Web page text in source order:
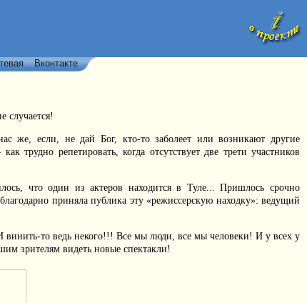
Вконтакте
случается!
же, если, не дай Бог, кто-то заболеет или возникают другие
трудно репетировать, когда отсутствует две трети участников
что один из актеров находится в Туле... Пришлось срочно
приняла публика эту «режиссерскую находку»: ведущий
винить-то ведь некого!!! Все мы люди, все мы человеки! И у всех у
зрителям видеть новые спектакли!